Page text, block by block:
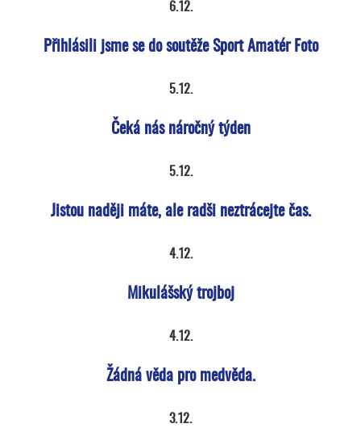
6.12.
Přihlásili jsme se do soutěže Sport Amatér Foto
5.12.
Čeká nás náročný týden
5.12.
Jistou naději máte, ale radši neztrácejte čas.
4.12.
Mikulášský trojboj
4.12.
Žádná věda pro medvěda.
3.12.